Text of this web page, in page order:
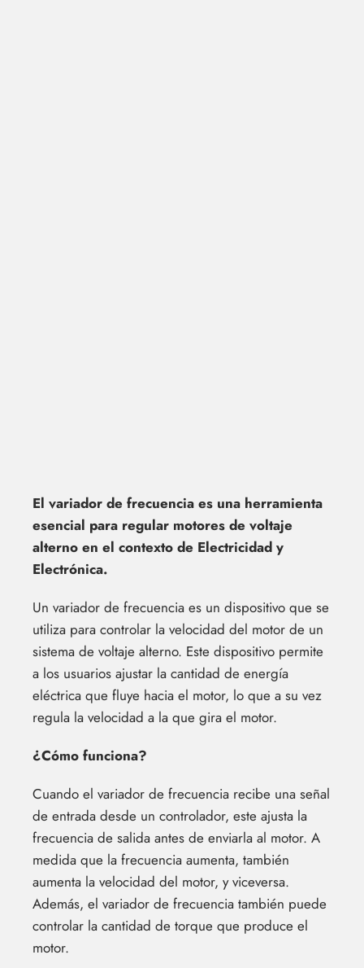
El variador de frecuencia es una herramienta
esencial para regular motores de voltaje
alterno en el contexto de Electricidad y
Electrónica.
Un variador de frecuencia es un dispositivo que se
utiliza para controlar la velocidad del motor de un
sistema de voltaje alterno. Este dispositivo permite
a los usuarios ajustar la cantidad de energía
eléctrica que fluye hacia el motor, lo que a su vez
regula la velocidad a la que gira el motor.
¿Cómo funciona?
Cuando el variador de frecuencia recibe una señal
de entrada desde un controlador, este ajusta la
frecuencia de salida antes de enviarla al motor. A
medida que la frecuencia aumenta, también
aumenta la velocidad del motor, y viceversa.
Además, el variador de frecuencia también puede
controlar la cantidad de torque que produce el
motor.